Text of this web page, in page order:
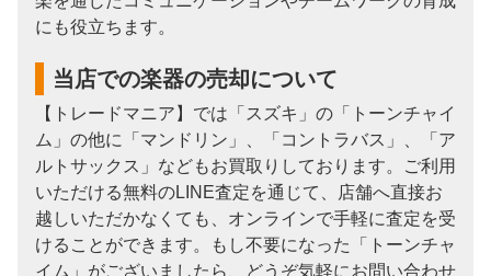
にも役立ちます。
当店での楽器の売却について
【トレードマニア】では「スズキ」の「トーンチャイ
ム」の他に「マンドリン」、「コントラバス」、「ア
ルトサックス」などもお買取りしております。ご利用
いただける無料のLINE査定を通じて、店舗へ直接お
越しいただかなくても、オンラインで手軽に査定を受
けることができます。もし不要になった「トーンチャ
イム」がございましたら、どうぞ気軽にお問い合わせ